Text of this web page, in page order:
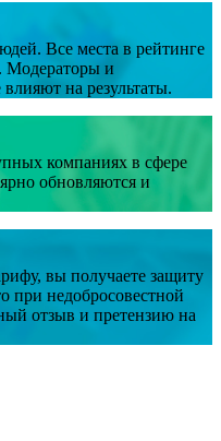
Все места в рейтинге
Модераторы и
на результаты.
компаниях в сфере
обновляются и
вы получаете защиту
недобросовестной
отзыв и претензию на